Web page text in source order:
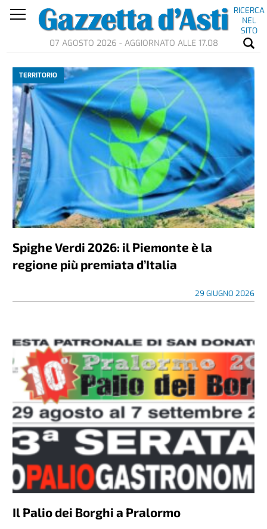
RICERCA
NEL
SITO
07 AGOSTO 2026 - AGGIORNATO ALLE 17.08
TERRITORIO
Spighe Verdi 2026: il Piemonte è la
regione più premiata d’Italia
29 GIUGNO 2026
Il Palio dei Borghi a Pralormo